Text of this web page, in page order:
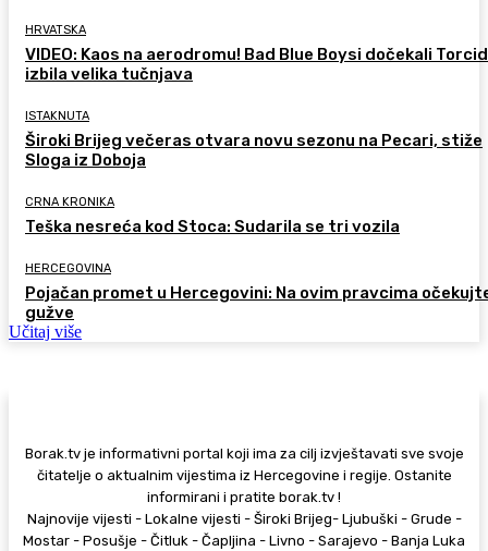
HRVATSKA
VIDEO: Kaos na aerodromu! Bad Blue Boysi dočekali
izbila velika tučnjava
ISTAKNUTA
Široki Brijeg večeras otvara novu sezonu na Pecari, stiže
Sloga iz Doboja
CRNA KRONIKA
Teška nesreća kod Stoca: Sudarila se tri vozila
HERCEGOVINA
Pojačan promet u Hercegovini: Na ovim pravcima
gužve
Učitaj više
Borak.tv je informativni portal koji ima za cilj izvještavati sve svoje
čitatelje o aktualnim vijestima iz Hercegovine i regije. Ostanite
informirani i pratite borak.tv !
Najnovije vijesti - Lokalne vijesti - Široki Brijeg- Ljubuški - Grude -
Mostar - Posušje - Čitluk - Čapljina - Livno - Sarajevo - Banja Luka